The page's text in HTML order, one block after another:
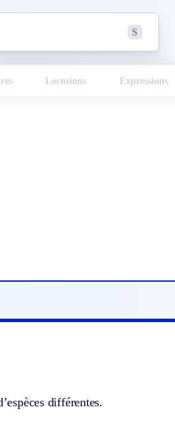
S
Locutions Expressions
différentes.